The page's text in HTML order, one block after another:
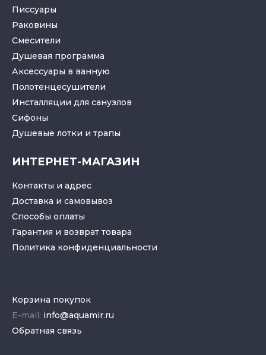
Писсуары
Раковины
Смесители
Душевая программа
Аксессуары в ванную
Полотенцесушители
Инсталляции для санузлов
Cифоны
Душевые лотки и трапы
ИНТЕРНЕТ-МАГАЗИН
Контакты и адрес
Доставка и самовывоз
Способы оплаты
Гарантия и возврат товара
Политика конфиденциальности
Корзина покупок
E-mail: info@aquamir.ru
Обратная связь